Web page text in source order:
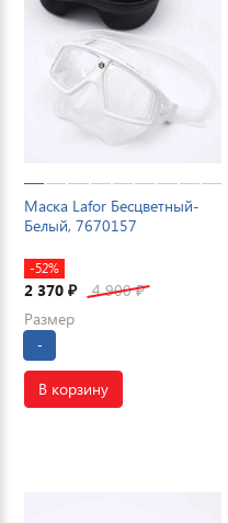
Маска Lafor Бесцветный-
Белый, 7670157
-52%
2 370 ₽ 4 900₽
Размер
-
В корзину